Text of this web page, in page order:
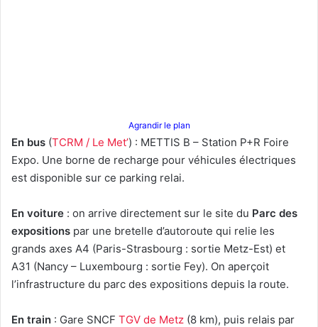
Agrandir le plan
En bus (TCRM / Le Met’) : METTIS B – Station P+R Foire
Expo. Une borne de recharge pour véhicules électriques
est disponible sur ce parking relai.
En voiture : on arrive directement sur le site du Parc des
expositions par une bretelle d’autoroute qui relie les
grands axes A4 (Paris-Strasbourg : sortie Metz-Est) et
A31 (Nancy – Luxembourg : sortie Fey). On aperçoit
l’infrastructure du parc des expositions depuis la route.
En train : Gare SNCF TGV de Metz (8 km), puis relais par